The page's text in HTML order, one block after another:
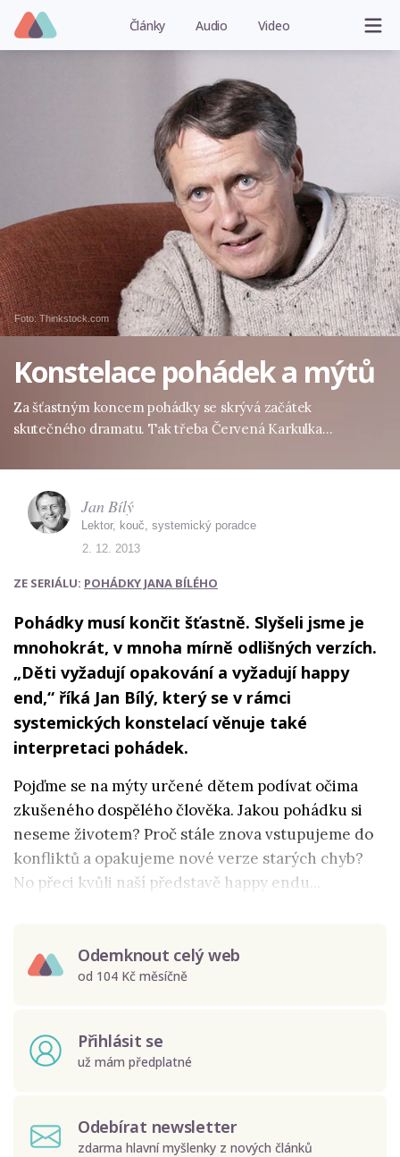
Články Audio Video
Foto: Thinkstock.com
Konstelace pohádek a mýtů
Za šťastným koncem pohádky se skrývá začátek
skutečného dramatu. Tak třeba Červená Karkulka…
ZE SERIÁLU: POHÁDKY JANA BÍLÉHO
Pohádky musí končit šťastně. Slyšeli jsme je
mnohokrát, v mnoha mírně odlišných verzích.
„Děti vyžadují opakování a vyžadují happy
end,“ říká Jan Bílý, který se v rámci
systemických konstelací věnuje také
interpretaci pohádek.
Pojďme se na mýty určené dětem podívat očima
zkušeného dospělého člověka. Jakou pohádku si
neseme životem? Proč stále znova vstupujeme do
konfliktů a opakujeme nové verze starých chyb?
No přeci kvůli naší představě happy endu...
Odemknout celý web
od 104 Kč měsíčně
Přihlásit se
už mám předplatné
Odebírat newsletter
zdarma hlavní myšlenky z nových článků
Jan Bílý
Lektor, kouč, systemický poradce
2. 12. 2013